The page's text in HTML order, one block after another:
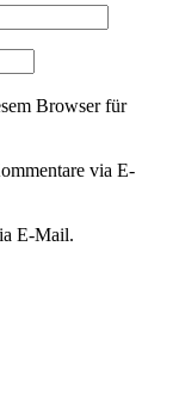
Browser für
via E-
E-Mail.